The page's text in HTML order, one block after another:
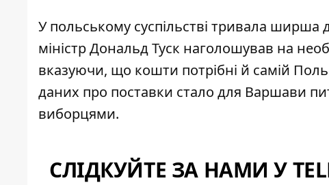
У польському суспільстві тривала ширша
міністр Дональд Туск наголошував на
вказуючи, що кошти потрібні й самій
даних про поставки стало для Варшави
виборцями.
СЛІДКУЙТЕ ЗА НАМИ У